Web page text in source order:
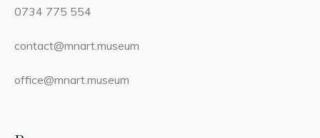
0734 775 554
contact@mnart.museum
office@mnart.museum